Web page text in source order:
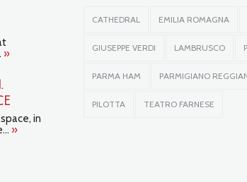
»
in
»
CATHEDRAL EMILIA ROMAGNA
GIUSEPPE VERDI LAMBRUSCO
PARMA HAM PARMIGIANO
PILOTTA TEATRO FARNESE